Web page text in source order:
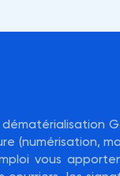
(numérisation,
vous